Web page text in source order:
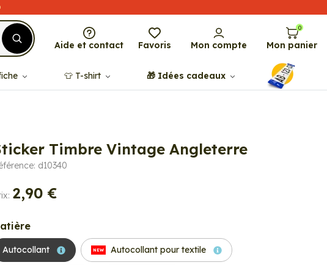
Aide et contact Favoris Mon compte
0
Mon panier
👕​​ T-shirt 🎁​ Idées cadeaux
Timbre Vintage Angleterre
d10340
2,90 €
Autocollant NEW Autocollant pour textile